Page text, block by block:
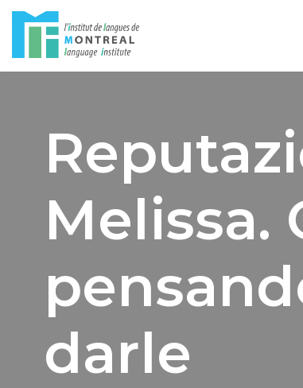
Melissa.
darle